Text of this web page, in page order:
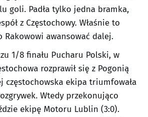
goli. Padła tylko jedna bramka,
z Częstochowy. Właśnie to
Rakowowi awansować dalej.
1/8 finału Pucharu Polski, w
rozprawił się z Pogonią
częstochowska ekipa triumfowała
Wtedy przekonująco
ekipę Motoru Lublin (3:0).